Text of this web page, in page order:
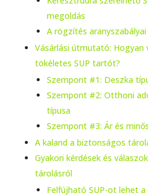
megoldás
A rögzítés aranyszabályai
Vásárlási útmutató: Hogyan
tökéletes SUP tartót?
Szempont #1: Deszka
Szempont #2: Otthoni
típusa
Szempont #3: Ár és
A kaland a biztonságos
Gyakori kérdések és
tárolásról
Felfújható SUP-ot lehet